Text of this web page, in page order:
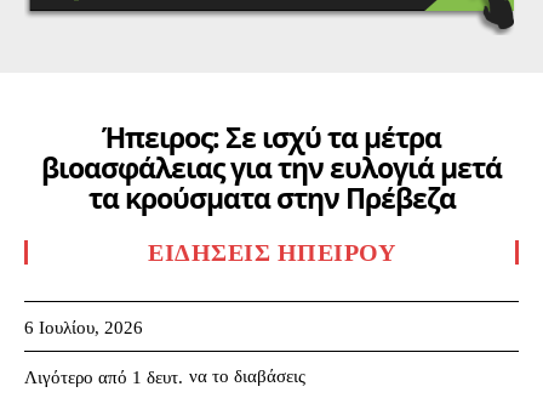
Ήπειρος: Σε ισχύ τα μέτρα
βιοασφάλειας για την ευλογιά μετά
τα κρούσματα στην Πρέβεζα
ΕΙΔΉΣΕΙΣ ΗΠΕΊΡΟΥ
6 Ιουλίου, 2026
Λιγότερο από 1 δευτ. να το διαβάσεις